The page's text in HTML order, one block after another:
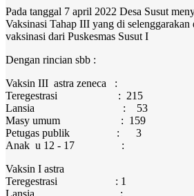
Pada tanggal 7 april 2022 Desa Susut
Vaksinasi Tahap III yang di
vaksinasi dari Puskesmas Susut I
Dengan rincian sbb :
Vaksin III astra zeneca :
Teregestrasi : 215
Lansia : 53
Masy umum : 159
Petugas publik : 3
Anak u 12 - 17 :
Vaksin I astra
Teregestrasi : 1